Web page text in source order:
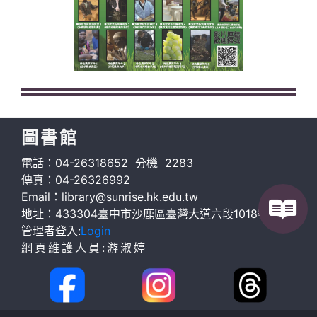
圖書館
電話：04-26318652 分機 2283
傳真：04-26326992
Email：library@sunrise.hk.edu.tw
地址：433304臺中市沙鹿區臺灣大道六段1018號G棟
管理者登入:Login
網頁維護人員:游淑婷